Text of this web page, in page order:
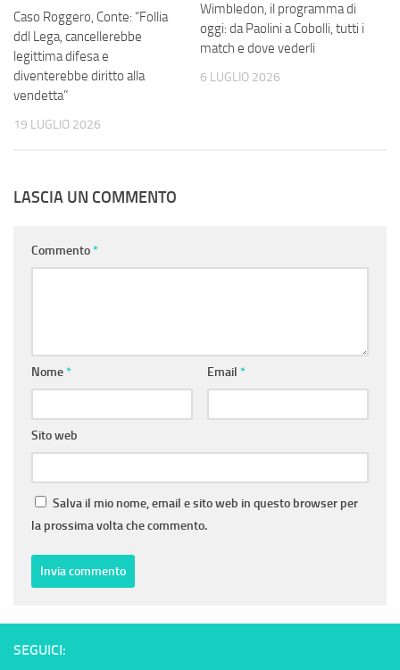
Caso Roggero, Conte: “Follia
ddl Lega, cancellerebbe
legittima difesa e
diventerebbe diritto alla
vendetta”
19 LUGLIO 2026
Wimbledon, il programma di
oggi: da Paolini a Cobolli, tutti i
match e dove vederli
6 LUGLIO 2026
LASCIA UN COMMENTO
Commento*
Nome* Email *
Sito web
Salva il mio nome, email e sito web in questo browser per
la prossima volta che commento.
SEGUICI: